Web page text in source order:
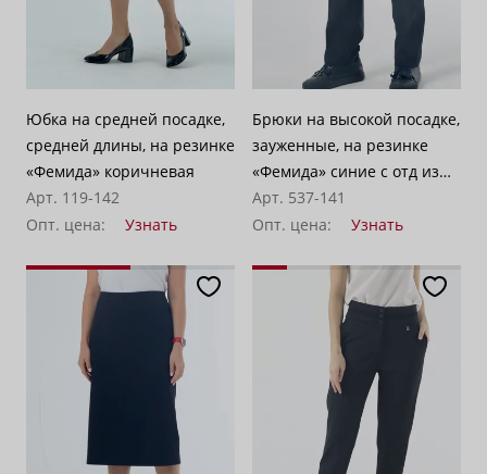
Юбка на средней посадке,
средней длины, на резинке
«Фемида» коричневая
Арт. 119-142
Опт. цена:
Узнать
Брюки на высокой посадке,
зауженные, на резинке
«Фемида» синие с отд из
кожи
Арт. 537-141
Опт. цена:
Узнать